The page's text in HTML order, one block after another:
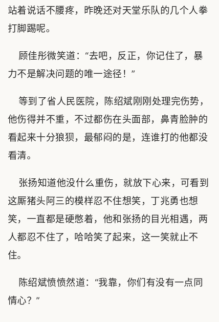
站着说话不腰疼，昨晚还对天堂乐队的几个人拳
打脚踢呢。
顾佳彤微笑道：“去吧，反正，你记住了，暴
力不是解决问题的唯一途径！”
等到了省人民医院，陈绍斌刚刚处理完伤势，
他伤得并不重，不过都伤在头面部，鼻青脸肿的
看起来十分狼狈，最郁闷的是，连谁打的他都没
看清。
张扬知道他没什么重伤，就放下心来，可看到
这厮猪头阿三的模样忍不住想笑，丁兆勇也想
笑，一直都是硬憋着，他和张扬的目光相遇，两
人都忍不住了，哈哈笑了起来，这一笑就止不
住。
陈绍斌愤愤然道：“我靠，你们有没有一点同
情心？”